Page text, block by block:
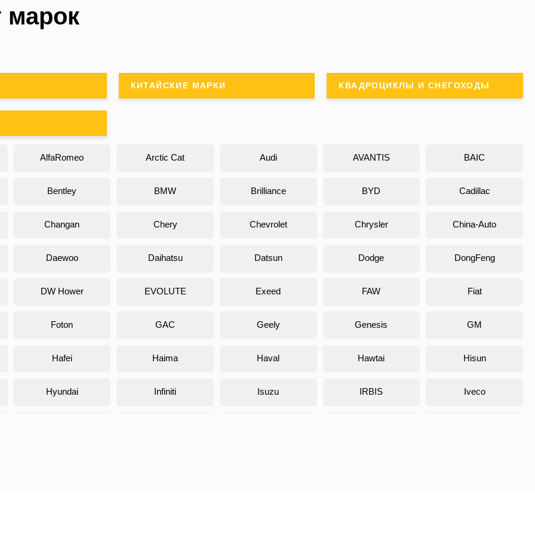
марок
КИТАЙСКИЕ МАРКИ КВАДРОЦИКЛЫ И СНЕГОХОДЫ
AlfaRomeo Arctic Cat Audi AVANTIS BAIC
Bentley BMW Brilliance BYD Cadillac
Changan Chery Chevrolet Chrysler China-Auto
Daewoo Daihatsu Datsun Dodge DongFeng
DW Hower EVOLUTE Exeed FAW Fiat
Foton GAC Geely Genesis GM
Hafei Haima Haval Hawtai Hisun
Hyundai Infiniti Isuzu IRBIS Iveco